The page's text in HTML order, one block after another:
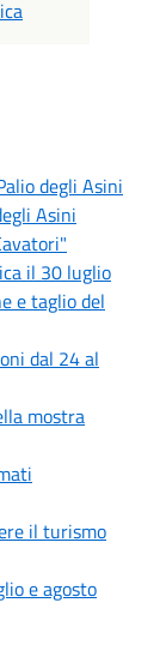
degli Asini
Asini
il 30 luglio
e taglio del
dal 24 al
mostra
il turismo
e agosto